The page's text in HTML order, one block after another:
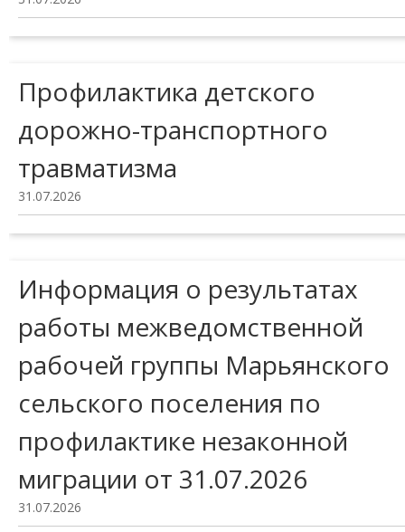
Профилактика детского
дорожно-транспортного
травматизма
31.07.2026
Информация о результатах
работы межведомственной
рабочей группы Марьянского
сельского поселения по
профилактике незаконной
миграции от 31.07.2026
31.07.2026